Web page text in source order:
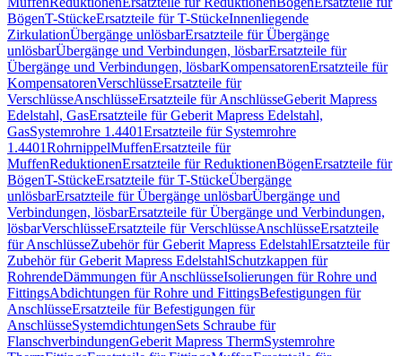
BögenT-StückeErsatzteile für T-StückeInnenliegende
ZirkulationÜbergänge unlösbarErsatzteile für Übergänge
unlösbarÜbergänge und Verbindungen, lösbarErsatzteile für
Übergänge und Verbindungen, lösbarKompensatorenErsatzteile für
KompensatorenVerschlüsseErsatzteile für
VerschlüsseAnschlüsseErsatzteile für AnschlüsseGeberit Mapress
Edelstahl, GasErsatzteile für Geberit Mapress Edelstahl,
GasSystemrohre 1.4401Ersatzteile für Systemrohre
1.4401RohrnippelMuffenErsatzteile für
MuffenReduktionenErsatzteile für ReduktionenBögenErsatzteile für
BögenT-StückeErsatzteile für T-StückeÜbergänge
unlösbarErsatzteile für Übergänge unlösbarÜbergänge und
Verbindungen, lösbarErsatzteile für Übergänge und Verbindungen,
lösbarVerschlüsseErsatzteile für VerschlüsseAnschlüsseErsatzteile
für AnschlüsseZubehör für Geberit Mapress EdelstahlErsatzteile für
Zubehör für Geberit Mapress EdelstahlSchutzkappen für
RohrendeDämmungen für AnschlüsseIsolierungen für Rohre und
FittingsAbdichtungen für Rohre und FittingsBefestigungen für
AnschlüsseErsatzteile für Befestigungen für
AnschlüsseSystemdichtungenSets Schraube für
FlanschverbindungenGeberit Mapress ThermSystemrohre